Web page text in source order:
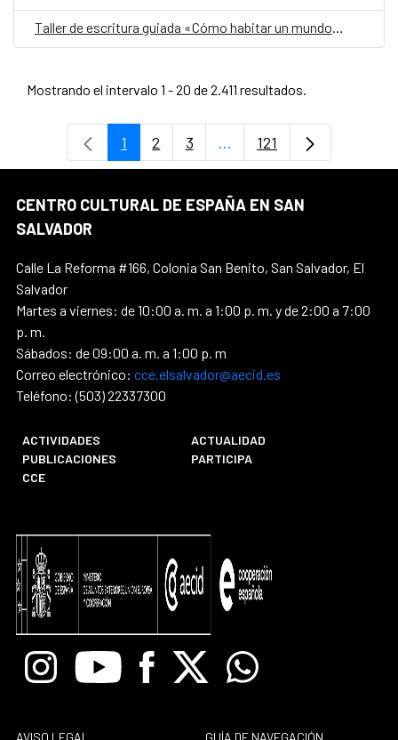
Mostrando el intervalo 1 - 20 de 2.411 resultados.
Página
1 Página
2 Página
3 ...Páginas intermedias Use
Página
121
CENTRO CULTURAL DE ESPAÑA EN SAN
SALVADOR
Calle La Reforma #166, Colonia San Benito, San Salvador, El
Salvador
Martes a viernes: de 10:00 a. m. a 1:00 p. m. y de 2:00 a 7:00
p. m.
Sábados: de 09:00 a. m. a 1:00 p. m
Correo electrónico: cce.elsalvador@aecid.es
Teléfono: (503) 22337300
ACTIVIDADES
ACTUALIDAD
PUBLICACIONES
PARTICIPA
CCE
InstagramYoutube Facebook
X Whatsapp